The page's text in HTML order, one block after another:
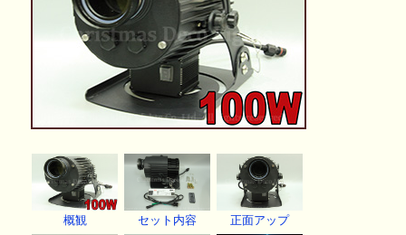
概観 セット内容 正面アップ